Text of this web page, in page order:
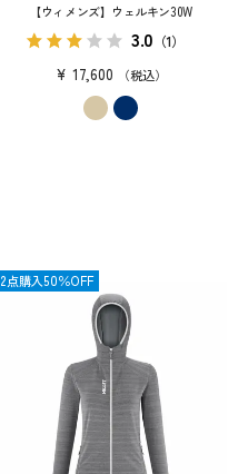
【ウィメンズ】ウェルキン30W
3.0 （1）
¥ 17,600 税込
OUTLET
2点購入50％OFF